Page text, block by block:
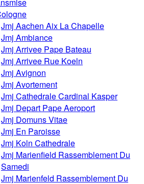
Jmj Aachen Aix La Chapelle
Jmj Ambiance
Jmj Arrivee Pape Bateau
Jmj Arrivee Rue Koeln
Jmj Avignon
Jmj Avortement
Jmj Cathedrale Cardinal Kasper
Jmj Depart Pape Aeroport
Jmj Domuns Vitae
Jmj En Paroisse
Jmj Koln Cathedrale
Jmj Marienfield Rassemblement Du
Samedi
Jmj Marienfeld Rassemblement Du